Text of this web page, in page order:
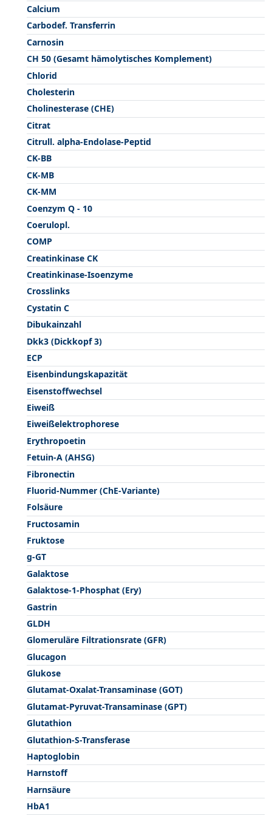
Calcium
Carbodef. Transferrin
Carnosin
CH 50 (Gesamt hämolytisches Komplement)
Chlorid
Cholesterin
Cholinesterase (CHE)
Citrat
Citrull. alpha-Endolase-Peptid
CK-BB
CK-MB
CK-MM
Coenzym Q - 10
Coerulopl.
COMP
Creatinkinase CK
Creatinkinase-Isoenzyme
Crosslinks
Cystatin C
Dibukainzahl
Dkk3 (Dickkopf 3)
ECP
Eisenbindungskapazität
Eisenstoffwechsel
Eiweiß
Eiweißelektrophorese
Erythropoetin
Fetuin-A (AHSG)
Fibronectin
Fluorid-Nummer (ChE-Variante)
Folsäure
Fructosamin
Fruktose
g-GT
Galaktose
Galaktose-1-Phosphat (Ery)
Gastrin
GLDH
Glomeruläre Filtrationsrate (GFR)
Glucagon
Glukose
Glutamat-Oxalat-Transaminase (GOT)
Glutamat-Pyruvat-Transaminase (GPT)
Glutathion
Glutathion-S-Transferase
Haptoglobin
Harnstoff
Harnsäure
HbA1